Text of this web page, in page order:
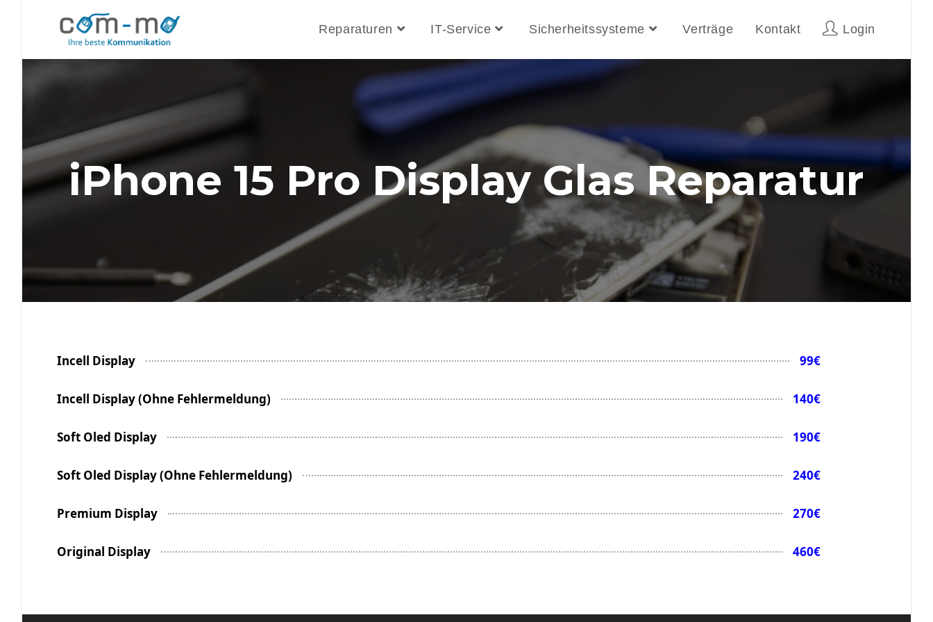
Reparaturen IT-Service Sicherheitssysteme Verträge Kontakt Login
iPhone 15 Pro Display Glas Reparatur
Incell Display 99€
Incell Display (Ohne Fehlermeldung) 140€
Soft Oled Display 190€
Soft Oled Display (Ohne Fehlermeldung) 240€
Premium Display 270€
Original Display 460€